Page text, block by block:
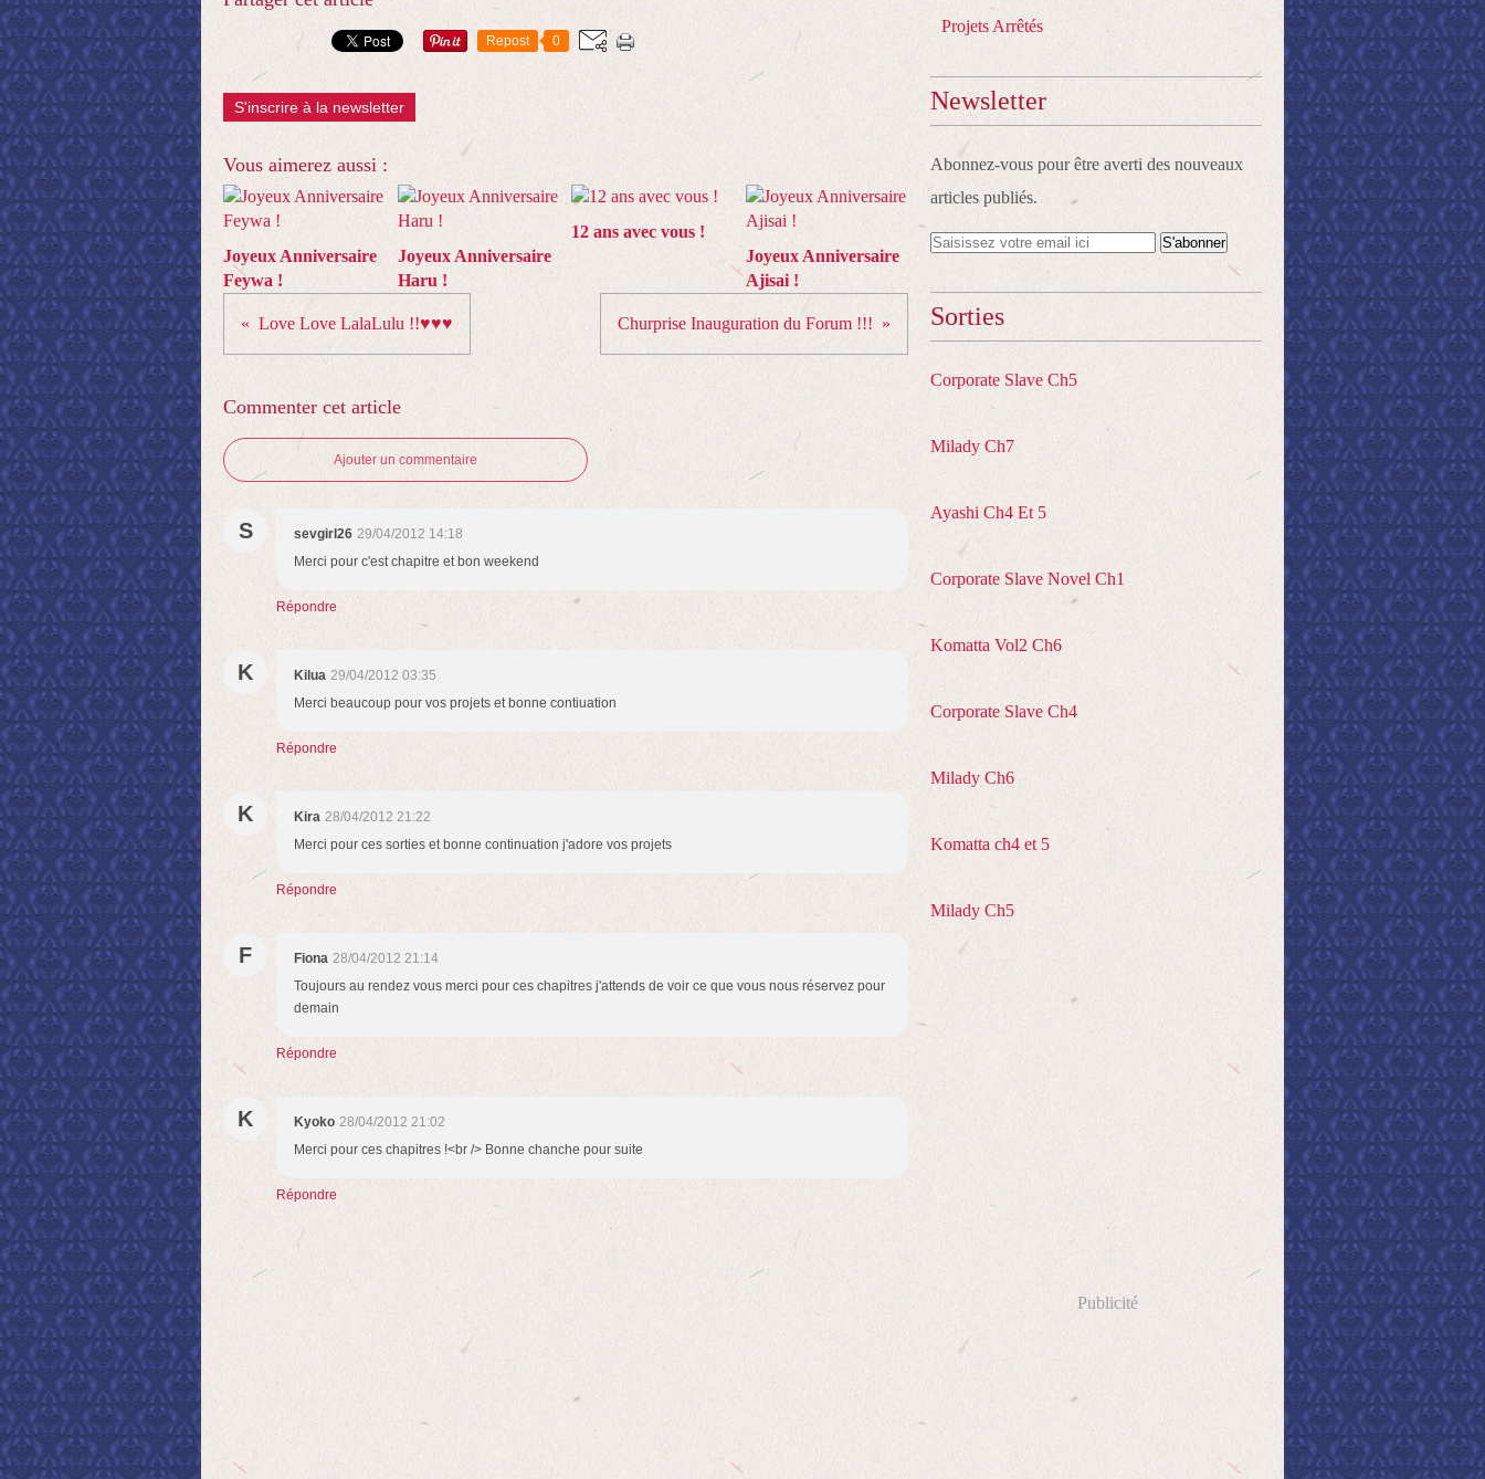
Repost 0
S'inscrire à la newsletter
Vous aimerez aussi :
Joyeux Anniversaire
Feywa !
Joyeux Anniversaire
Haru !
12 ans avec vous !
Joyeux Anniversaire
Ajisai !
Love Love LalaLulu !!♥♥♥ Churprise Inauguration du Forum !!!
Commenter cet article
Ajouter un commentaire
S sevgirl26 29/04/2012 14:18
Merci pour c'est chapitre et bon weekend
Répondre
K Kilua 29/04/2012 03:35
Merci beaucoup pour vos projets et bonne contiuation
Répondre
K Kira 28/04/2012 21:22
Merci pour ces sorties et bonne continuation j'adore vos projets
Répondre
F Fiona 28/04/2012 21:14
Toujours au rendez vous merci pour ces chapitres j'attends de voir ce que vous nous réservez pour
demain
Répondre
K Kyoko 28/04/2012 21:02
Merci pour ces chapitres !<br /> Bonne chanche pour suite
Répondre
Projets Arrêtés
Newsletter
Abonnez-vous pour être averti des nouveaux
articles publiés.
Sorties
Corporate Slave Ch5
Milady Ch7
Ayashi Ch4 Et 5
Corporate Slave Novel Ch1
Komatta Vol2 Ch6
Corporate Slave Ch4
Milady Ch6
Komatta ch4 et 5
Milady Ch5
Publicité